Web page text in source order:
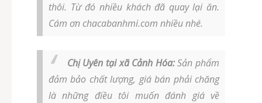
thôi. Từ đó nhiều khách đã quay lại ăn.
Cám ơn chacabanhmi.com nhiều nhé.
Chị Uyên tại xã Cảnh Hóa:Sản phẩm
đảm bảo chất lượng, giá bán phải chăng
là những điều tôi muốn đánh giá về